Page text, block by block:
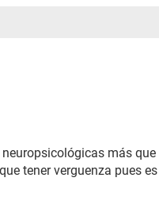
más que
tener verguenza pues es